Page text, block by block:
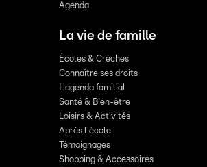
Agenda
La vie de famille
Écoles & Crèches
Connaître ses droits
L'agenda familial
Santé & Bien-être
Loisirs & Activités
Après l'école
Témoignages
Shopping & Accessoires